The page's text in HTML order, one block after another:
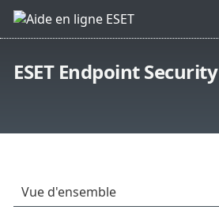
ESET Endpoint Security